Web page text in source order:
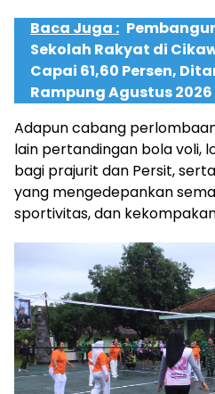
Baca Juga :
Sekolah Rakyat di
Capai 61,60 Persen,
Rampung Agustus 2026
Adapun cabang
lain pertandingan bola voli,
bagi prajurit dan Persit,
yang mengedepankan
sportivitas, dan